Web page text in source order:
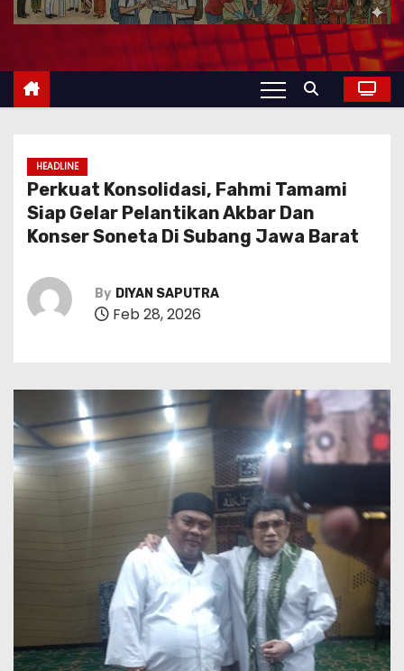
HEADLINE
Perkuat Konsolidasi, Fahmi Tamami
Siap Gelar Pelantikan Akbar Dan
Konser Soneta Di Subang Jawa Barat
By DIYAN SAPUTRA
Feb 28, 2026